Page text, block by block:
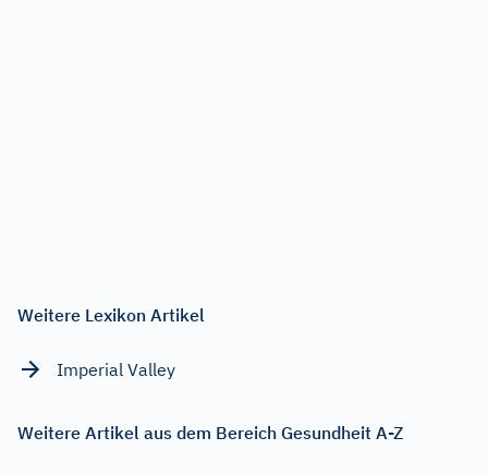
Weitere Lexikon Artikel
Imperial Valley
Weitere Artikel aus dem Bereich Gesundheit A-Z